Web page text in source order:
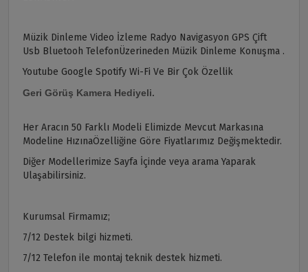
Müzik Dinleme Video İzleme Radyo Navigasyon GPS Çift
Usb Bluetooh TelefonÜzerineden Müzik Dinleme Konuşma .
Youtube Google Spotify Wi-Fi Ve Bir Çok Özellik
Geri Görüş Kamera Hediyeli.
Her Aracın 50 Farklı Modeli Elimizde Mevcut Markasına
Modeline HızınaÖzelliğine Göre Fiyatlarımız Değişmektedir.
Diğer Modellerimize Sayfa İçinde veya arama Yaparak
Ulaşabilirsiniz.
Kurumsal Firmamız;
7/12 Destek bilgi hizmeti.
7/12 Telefon ile montaj teknik destek hizmeti.